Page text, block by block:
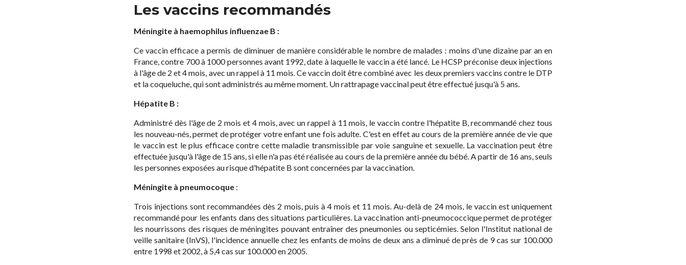
Les vaccins recommandés
Méningite à haemophilus influenzae B :
Ce vaccin efficace a permis de diminuer de manière considérable le nombre de malades : moins d'une dizaine par an en
France, contre 700 à 1000 personnes avant 1992, date à laquelle le vaccin a été lancé. Le HCSP préconise deux injections
à l'âge de 2 et 4 mois, avec un rappel à 11 mois. Ce vaccin doit être combiné avec les deux premiers vaccins contre le DTP
et la coqueluche, qui sont administrés au même moment. Un rattrapage vaccinal peut être effectué jusqu'à 5 ans.
Hépatite B :
Administré dès l'âge de 2 mois et 4 mois, avec un rappel à 11 mois, le vaccin contre l'hépatite B, recommandé chez tous
les nouveau-nés, permet de protéger votre enfant une fois adulte. C'est en effet au cours de la première année de vie que
le vaccin est le plus efficace contre cette maladie transmissible par voie sanguine et sexuelle. La vaccination peut être
effectuée jusqu'à l'âge de 15 ans, si elle n'a pas été réalisée au cours de la première année du bébé. A partir de 16 ans, seuls
les personnes exposées au risque d'hépatite B sont concernées par la vaccination.
Méningite à pneumocoque :
Trois injections sont recommandées dès 2 mois, puis à 4 mois et 11 mois. Au-delà de 24 mois, le vaccin est uniquement
recommandé pour les enfants dans des situations particulières. La vaccination anti-pneumococcique permet de protéger
les nourrissons des risques de méningites pouvant entraîner des pneumonies ou septicémies. Selon l'Institut national de
veille sanitaire (InVS), l'incidence annuelle chez les enfants de moins de deux ans a diminué de près de 9 cas sur 100.000
entre 1998 et 2002, à 5,4 cas sur 100.000 en 2005.